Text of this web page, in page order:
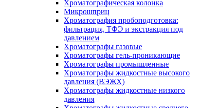
Хроматографическая колонка
Микрошприц
Хроматография пробоподготовка:
фильтрация, ТФЭ и экстракция под
давлением
Хроматографы газовые
Хроматографы гель-проникающие
Хроматографы промышленные
Хроматографы жидкостные высокого
давления (ВЭЖХ)
Хроматографы жидкостные низкого
давления